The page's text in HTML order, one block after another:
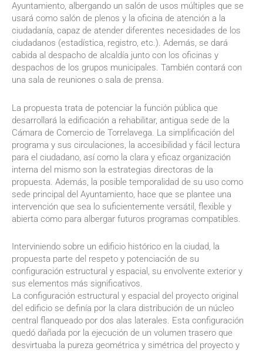
Ayuntamiento, albergando un salón de usos múltiples que se
usará como salón de plenos y la oficina de atención a la
ciudadanía, capaz de atender diferentes necesidades de los
ciudadanos (estadística, registro, etc.). Además, se dará
cabida al despacho de alcaldía junto con los oficinas y
despachos de los grupos municipales. También contará con
una sala de reuniones o sala de prensa.
La propuesta trata de potenciar la función pública que
desarrollará la edificación a rehabilitar, antigua sede de la
Cámara de Comercio de Torrelavega. La simplificación del
programa y sus circulaciones, la accesibilidad y fácil lectura
para el ciudadano, así como la clara y eficaz organización
interna del mismo son la estrategias directoras de la
propuesta. Además, la posible temporalidad de su uso como
sede principal del Ayuntamiento, hace que se plantee una
intervención que sea lo suficientemente versátil, flexible y
abierta como para albergar futuros programas compatibles.
Interviniendo sobre un edificio histórico en la ciudad, la
propuesta parte del respeto y potenciación de su
configuración estructural y espacial, su envolvente exterior y
sus elementos más significativos.
La configuración estructural y espacial del proyecto original
del edificio se definía por la clara distribución de un núcleo
central flanqueado por dos alas laterales. Esta configuración
quedó dañada por la ejecución de un volumen trasero que
desvirtuaba la pureza geométrica y simétrica del proyecto y